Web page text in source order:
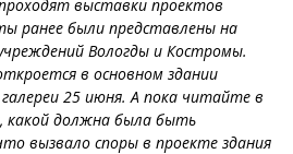
выставки проектов
ранее были представлены на
Вологды и Костромы.
в основном здании
25 июня. А пока читайте в
должна была быть
вызвало споры в проекте здания